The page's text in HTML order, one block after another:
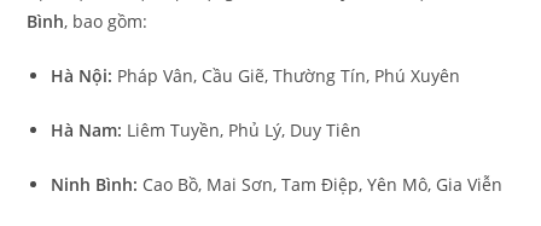
Bình, bao gồm:
Hà Nội: Pháp Vân, Cầu Giẽ, Thường Tín, Phú Xuyên
Hà Nam: Liêm Tuyền, Phủ Lý, Duy Tiên
Ninh Bình: Cao Bồ, Mai Sơn, Tam Điệp, Yên Mô, Gia Viễn